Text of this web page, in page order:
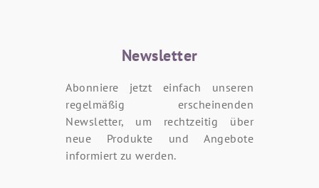
Newsletter
Abonniere jetzt einfach unseren
regelmäßig erscheinenden
Newsletter, um rechtzeitig über
neue Produkte und Angebote
informiert zu werden.